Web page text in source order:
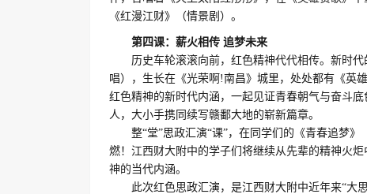
《红漫江财》（情景剧 ） 。
第四课： 薪火相传 追梦未来
历史车轮滚滚向前，红色精神代代相传。新时代
唱），生长在《光荣啊 !南昌》城里，处处都有《英
红色精神的新时代内涵， 一起见证青春朝气与奋斗底
人， 大小手携同 续写赣鄱大地的崭新篇章。
整“堂”思政汇演“课”，在同学们的《青春追梦》
燃！ 江西财大附中的学子们将继续从先辈的精神火炬
神的当代内涵。
此次红色思政汇演 ，是江西财大附中近年来“大